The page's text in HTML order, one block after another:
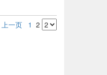
上一页 1 2